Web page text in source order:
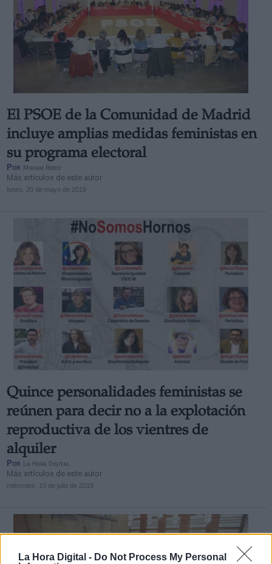
La Hora Digital - Do Not Process My Personal
El PSOE de la Comunidad de Madrid
incluye amplias medidas feministas en
su programa electoral
Por Miriam Rosco
Más artículos de este autor
lunes, 20 de mayo de 2019
Quince personalidades feministas se
reúnen para decir no a la explotación
reproductiva de los vientres de
alquiler
Por La Hora Digital
Más artículos de este autor
miércoles, 10 de julio de 2019